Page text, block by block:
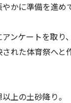
ス お問い合
かに準備を進め
ンケートを取り、
れた体育祭へと
上の土砂降り。